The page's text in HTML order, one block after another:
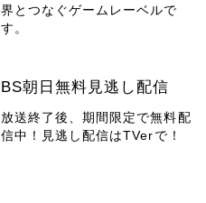
界とつなぐゲームレーベルで
す。
BS朝日無料見逃し配信
放送終了後、期間限定で無料配
信中！見逃し配信はTVerで！